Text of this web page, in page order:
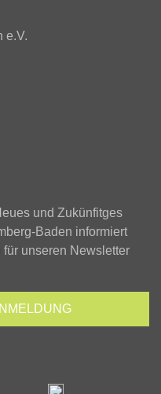
e.V.
und Zukünfitges
Baden informiert
unseren Newsletter